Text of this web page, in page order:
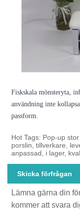
Fiskskala mönsteryta,
användning inte
passform.
Hot Tags: Pop-up
porslin, tillverkare,
anpassad, i lager,
Skicka förfrågan
Lämna gärna din
kommer att svara